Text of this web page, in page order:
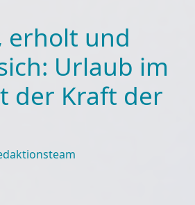
erholt und
Urlaub im
der Kraft der